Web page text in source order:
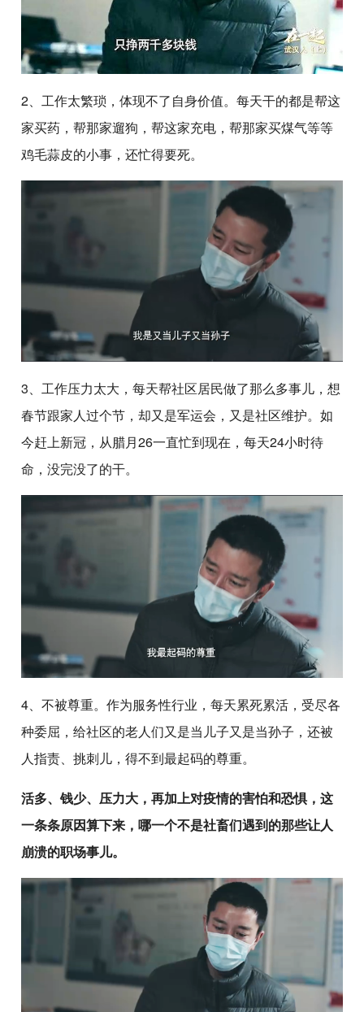
2、工作太繁琐，体现不了自身价值。每天干的都是帮这
家买药，帮那家遛狗，帮这家充电，帮那家买煤气等等
鸡毛蒜皮的小事，还忙得要死。
3、工作压力太大，每天帮社区居民做了那么多事儿，想
春节跟家人过个节，却又是军运会，又是社区维护。如
今赶上新冠，从腊月26一直忙到现在，每天24小时待
命，没完没了的干。
4、不被尊重。作为服务性行业，每天累死累活，受尽各
种委屈，给社区的老人们又是当儿子又是当孙子，还被
人指责、挑刺儿，得不到最起码的尊重。
活多、钱少、压力大，再加上对疫情的害怕和恐惧，这
一条条原因算下来，哪一个不是社畜们遇到的那些让人
崩溃的职场事儿。